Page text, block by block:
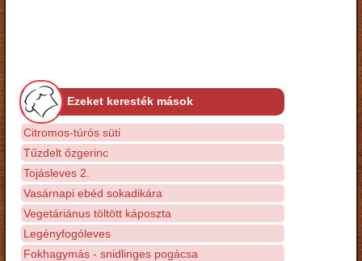
Ezeket keresték mások
Citromos-túrós süti
Tűzdelt őzgerinc
Tojásleves 2.
Vasárnapi ebéd sokadikára
Vegetáriánus töltött káposzta
Legényfogóleves
Fokhagymás - snidlinges pogácsa